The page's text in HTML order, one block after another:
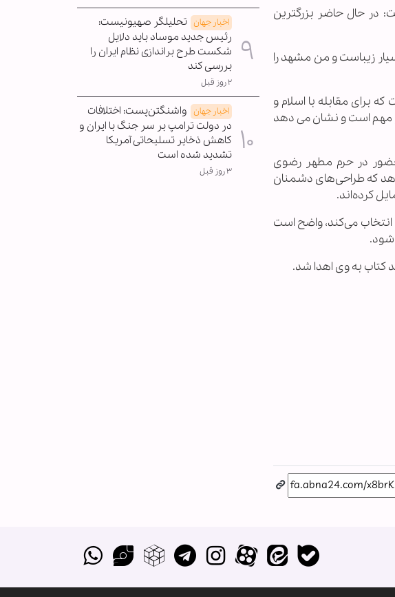
در حال حاضر بزرگترین
زیباست و من مشهد را
برای مقابله با اسلام و
مهم است و نشان می دهد
گذشته در حدود 10 تا 12 نفر در سال با حضور در حرم مطهر رضوی
و این نشان می دهد که طراحی‌های دشمنان
کرده‌اند.
انتخاب می‌کند، واضح است
شود.
کتاب به وی اهدا شد.
اخبار جهان تحلیلگر صهیونیست:
رئیس جدید موساد باید دلایل
شکست طرح براندازی نظام ایران را
بررسی کند
۲ روز قبل
اخبار جهان واشنگتن‌پست: اختلافات
در دولت ترامپ بر سر جنگ با ایران و
کاهش ذخایر تسلیحاتی آمریکا
تشدید شده است
۳ روز قبل